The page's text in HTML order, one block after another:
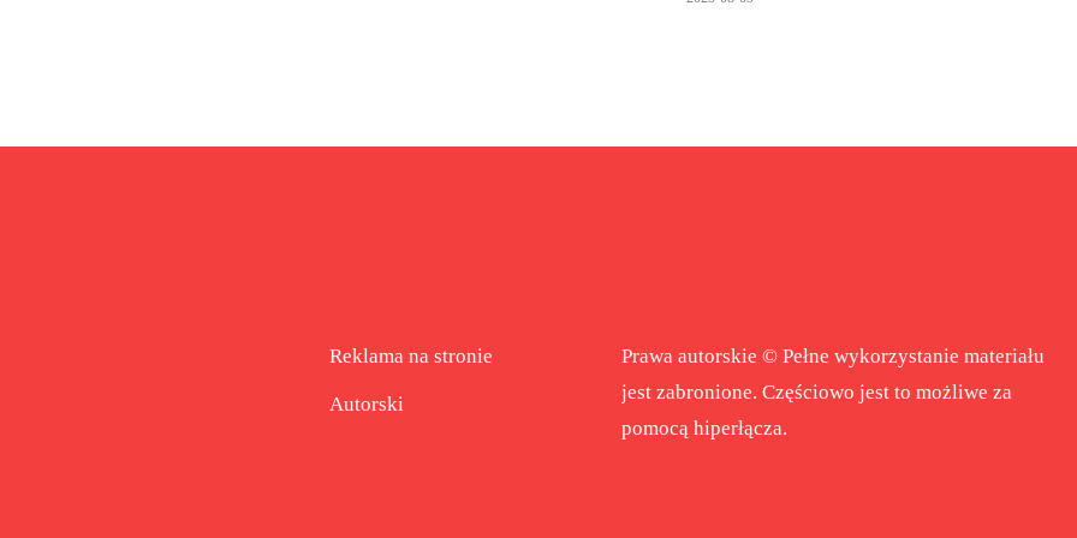
Reklama na stronie
Autorski
Prawa autorskie © Pełne wykorzystanie materiału
jest zabronione. Częściowo jest to możliwe za
pomocą hiperłącza.